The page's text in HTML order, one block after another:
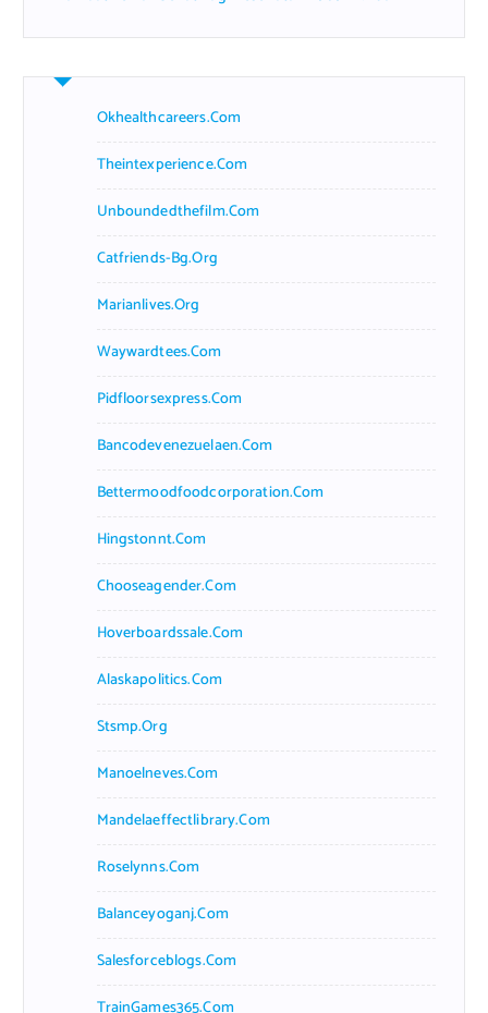
Okhealthcareers.com
Theintexperience.com
Unboundedthefilm.com
Catfriends-Bg.org
Marianlives.org
Waywardtees.com
Pidfloorsexpress.com
Bancodevenezuelaen.com
Bettermoodfoodcorporation.com
Hingstonnt.com
Chooseagender.com
Hoverboardssale.com
Alaskapolitics.com
Stsmp.org
Manoelneves.com
Mandelaeffectlibrary.com
Roselynns.com
Balanceyoganj.com
Salesforceblogs.com
TrainGames365.com